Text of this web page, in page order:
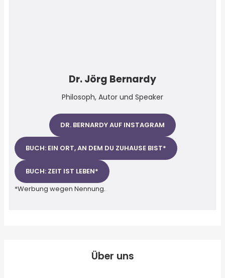
Dr. Jörg Bernardy
Philosoph, Autor und Speaker
DR. BERNARDY AUF INSTAGRAM
BUCH: EIN ORT, AN DEM DU ZUHAUSE BIST*
BUCH: ZEIT IST LEBEN*
*Werbung wegen Nennung.
Über uns